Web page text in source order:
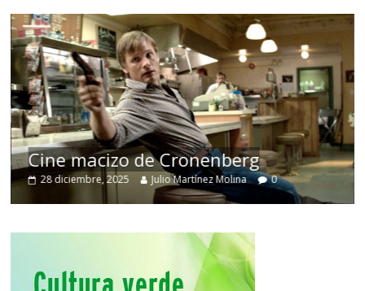
Cine macizo de Cronenberg
28 diciembre, 2025 Julio Martínez Molina 0